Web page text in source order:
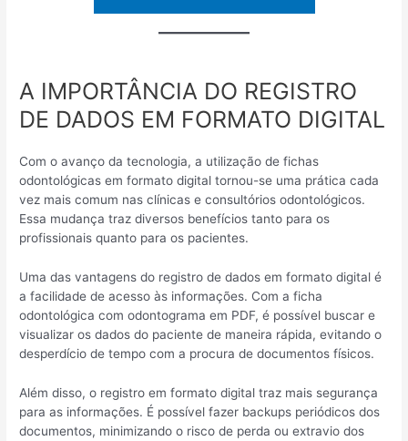
A IMPORTÂNCIA DO REGISTRO
DE DADOS EM FORMATO DIGITAL
Com o avanço da tecnologia, a utilização de fichas
odontológicas em formato digital tornou-se uma prática cada
vez mais comum nas clínicas e consultórios odontológicos.
Essa mudança traz diversos benefícios tanto para os
profissionais quanto para os pacientes.
Uma das vantagens do registro de dados em formato digital é
a facilidade de acesso às informações. Com a ficha
odontológica com odontograma em PDF, é possível buscar e
visualizar os dados do paciente de maneira rápida, evitando o
desperdício de tempo com a procura de documentos físicos.
Além disso, o registro em formato digital traz mais segurança
para as informações. É possível fazer backups periódicos dos
documentos, minimizando o risco de perda ou extravio dos